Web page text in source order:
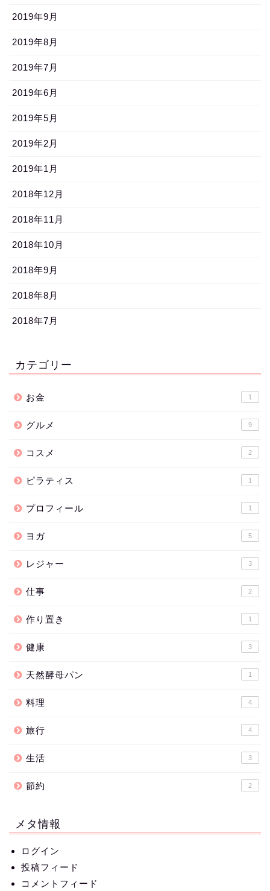
2019年9月
2019年8月
2019年7月
2019年6月
2019年5月
2019年2月
2019年1月
2018年12月
2018年11月
2018年10月
2018年9月
2018年8月
2018年7月
カテゴリー
お金 1
グルメ 9
コスメ 2
ピラティス 1
プロフィール 1
ヨガ 5
レジャー 3
仕事 2
作り置き 1
健康 3
天然酵母パン 1
料理 4
旅行 4
生活 3
節約 2
メタ情報
ログイン
投稿フィード
コメントフィード